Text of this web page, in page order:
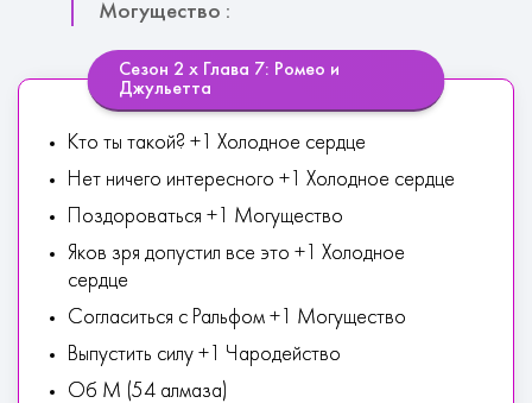
Могущество :
Сезон 2 х Глава 7: Ромео и
Джульетта
Кто ты такой? +1 Холодное сердце
Нет ничего интересного +1 Холодное сердце
Поздороваться +1 Могущество
Яков зря допустил все это +1 Холодное
сердце
Согласиться с Ральфом +1 Могущество
Выпустить силу +1 Чародейство
Об М (54 алмаза)